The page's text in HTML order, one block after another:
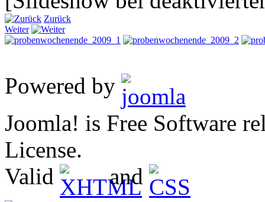
Zurück
Weiter
Powered by
Joomla! is Free Software
License.
Valid
and